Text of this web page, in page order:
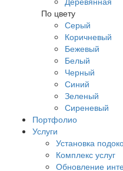
По цвету
Серый
Коричневый
Бежевый
Белый
Черный
Синий
Зеленый
Сиреневый
Портфолио
Услуги
Установка
Комплекс услуг
Обновление